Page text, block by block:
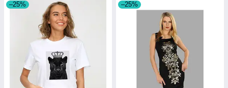
–25% –25%